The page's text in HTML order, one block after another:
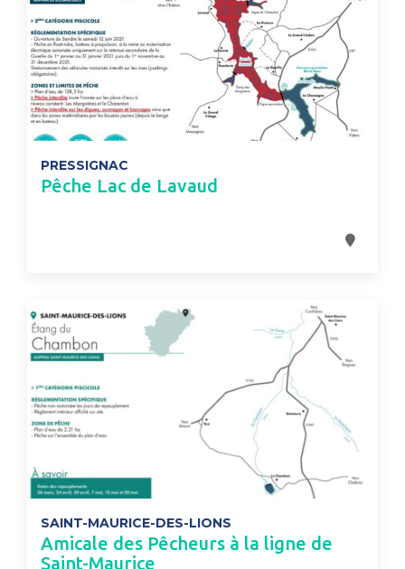
PRESSIGNAC
Pêche Lac de Lavaud
SAINT-MAURICE-DES-LIONS
Amicale des Pêcheurs à la ligne de
Saint-Maurice